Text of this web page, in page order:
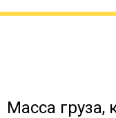
Масса груза,